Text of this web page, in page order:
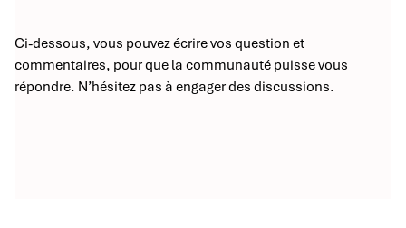
Ci-dessous, vous pouvez écrire vos question et
commentaires, pour que la communauté puisse vous
répondre. N’hésitez pas à engager des discussions.